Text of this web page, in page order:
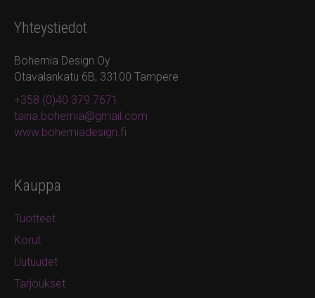
Yhteystiedot
Bohemia Design Oy
Otavalankatu 6B, 33100 Tampere
+358 (0)40 379 7671
taina.bohemia@gmail.com
www.bohemiadesign.fi
Kauppa
Tuotteet
Korut
Uutuudet
Tarjoukset